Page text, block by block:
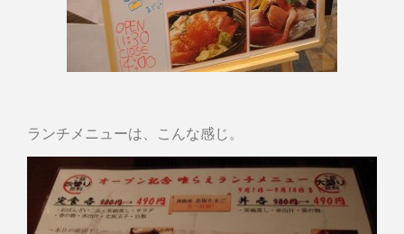
ランチメニューは、こんな感じ。